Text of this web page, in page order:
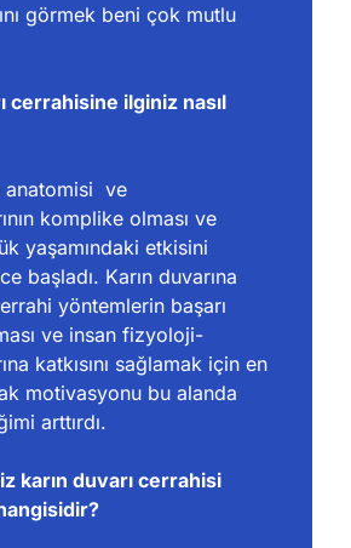
görmek beni çok mutlu
cerrahisine ilginiz nasıl
anatomisi ve
komplike olması ve
yaşamındaki etkisini
başladı. Karın duvarına
yöntemlerin başarı
ve insan fizyoloji-
katkısını sağlamak için en
motivasyonu bu alanda
arttırdı.
karın duvarı cerrahisi